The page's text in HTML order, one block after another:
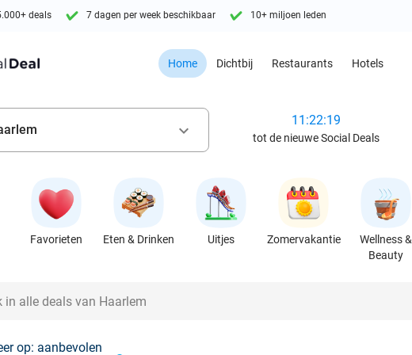
deals 7 dagen per week beschikbaar 10+ miljoen leden
Home Dichtbij Restaurants Hotels
keyboard_arrow_down
11:22:18
tot de nieuwe Social Deals
Favorieten Eten & Drinken Uitjes Zomervakantie
Wellness &
Beauty
op: aanbevolen